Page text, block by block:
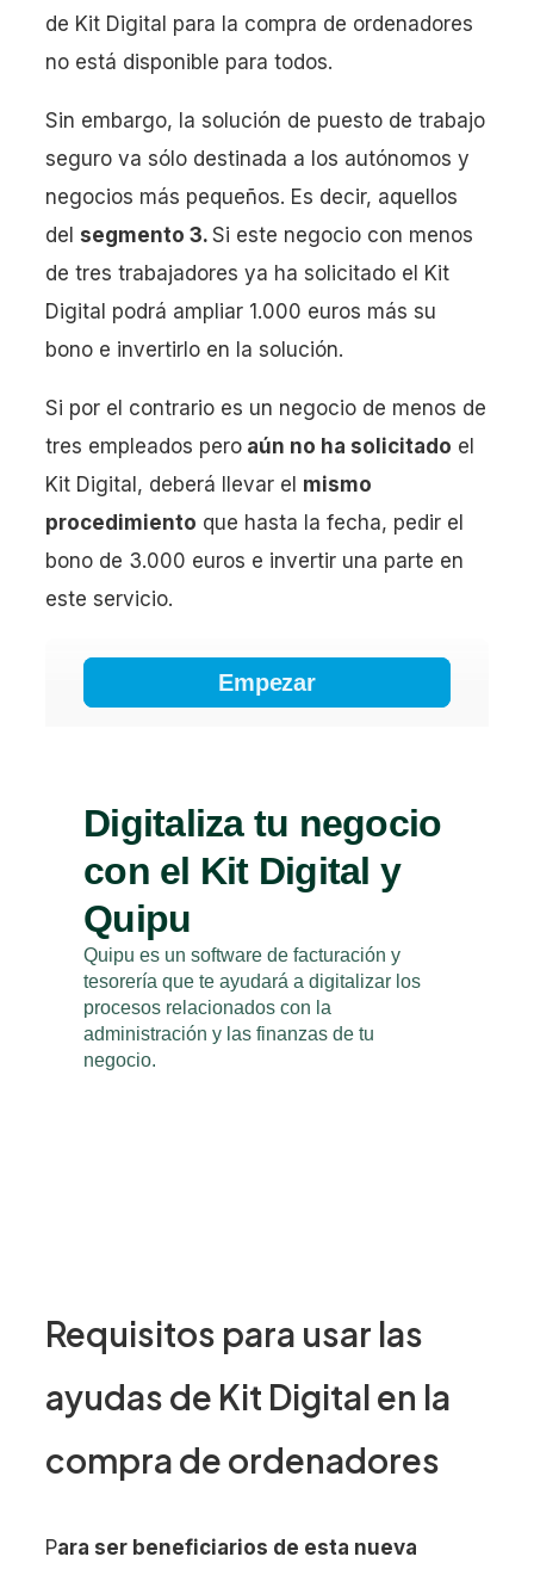
de Kit Digital para la compra de ordenadores
no está disponible para todos.
Sin embargo, la solución de puesto de trabajo
seguro va sólo destinada a los autónomos y
negocios más pequeños. Es decir, aquellos
del segmento 3. Si este negocio con menos
de tres trabajadores ya ha solicitado el Kit
Digital podrá ampliar 1.000 euros más su
bono e invertirlo en la solución.
Si por el contrario es un negocio de menos de
tres empleados pero aún no ha solicitado el
Kit Digital, deberá llevar el mismo
procedimiento que hasta la fecha, pedir el
bono de 3.000 euros e invertir una parte en
este servicio.
Requisitos para usar las
ayudas de Kit Digital en la
compra de ordenadores
Para ser beneficiarios de esta nueva